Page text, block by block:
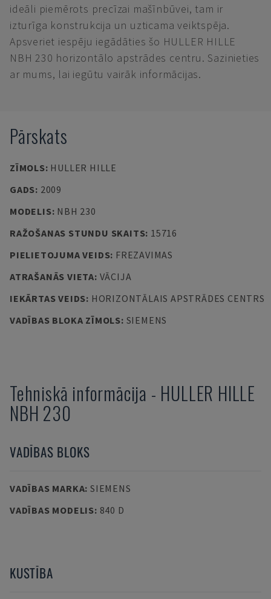
ideāli piemērots precīzai mašīnbūvei, tam ir
izturīga konstrukcija un uzticama veiktspēja.
Apsveriet iespēju iegādāties šo HULLER HILLE
NBH 230 horizontālo apstrādes centru. Sazinieties
ar mums, lai iegūtu vairāk informācijas.
Pārskats
ZĪMOLS: HULLER HILLE
GADS: 2009
MODELIS: NBH 230
RAŽOŠANAS STUNDU SKAITS: 15716
PIELIETOJUMA VEIDS: FREZAVIMAS
ATRAŠANĀS VIETA: VĀCIJA
IEKĀRTAS VEIDS: HORIZONTĀLAIS APSTRĀDES CENTRS
VADĪBAS BLOKA ZĪMOLS: SIEMENS
Tehniskā informācija - HULLER HILLE
NBH 230
VADĪBAS BLOKS
VADĪBAS MARKA: SIEMENS
VADĪBAS MODELIS: 840 D
KUSTĪBA